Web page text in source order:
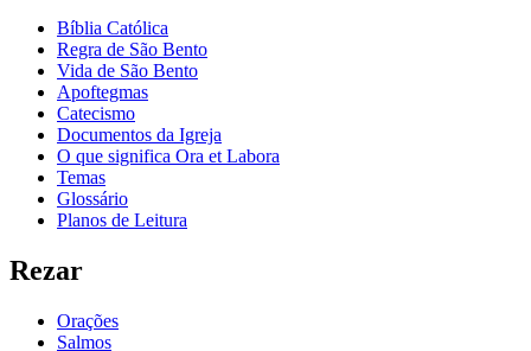
Bíblia Católica
Regra de São Bento
Vida de São Bento
Apoftegmas
Catecismo
Documentos da Igreja
O que significa Ora et Labora
Temas
Glossário
Planos de Leitura
Rezar
Orações
Salmos